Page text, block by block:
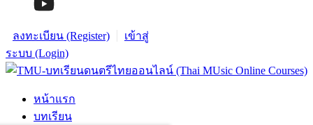
ลงทะเบียน (Register)
เข้าสู่
ระบบ (Login)
หน้าแรก
บทเรียน